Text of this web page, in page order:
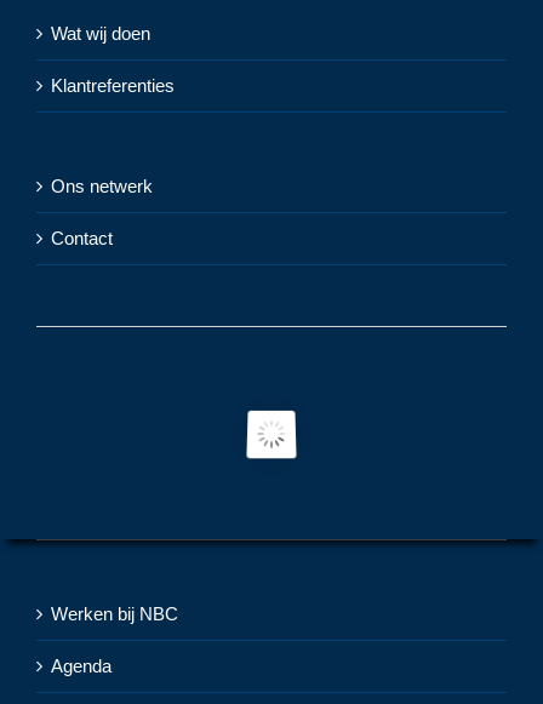
Wat wij doen
Klantreferenties
Ons netwerk
Contact
Werken bij NBC
Agenda